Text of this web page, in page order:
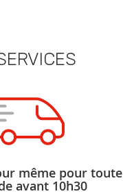
même pour toute
avant 10h30